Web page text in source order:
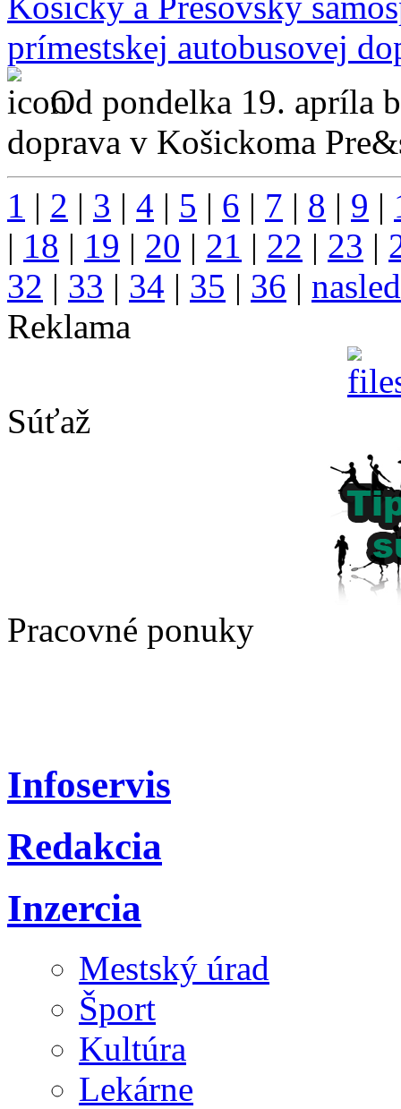
prímestskej autobusovej
Od pondelka 19. apríla
doprava v Košickoma
1 | 2 | 3 | 4 | 5 | 6 | 7 | 8 | 9 |
| 18 | 19 | 20 | 21 | 22 | 23 |
32 | 33 | 34 | 35 | 36 |
Reklama
Súťaž
Pracovné ponuky
Infoservis
Redakcia
Inzercia
Mestský úrad
Šport
Kultúra
Lekárne